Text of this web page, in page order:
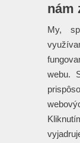
potlačou
Dáždniky
Hračky
nám
My,
webu.